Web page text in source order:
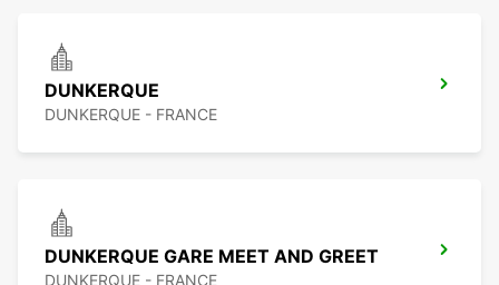
DUNKERQUE
DUNKERQUE - FRANCE
DUNKERQUE GARE MEET AND GREET
DUNKERQUE - FRANCE